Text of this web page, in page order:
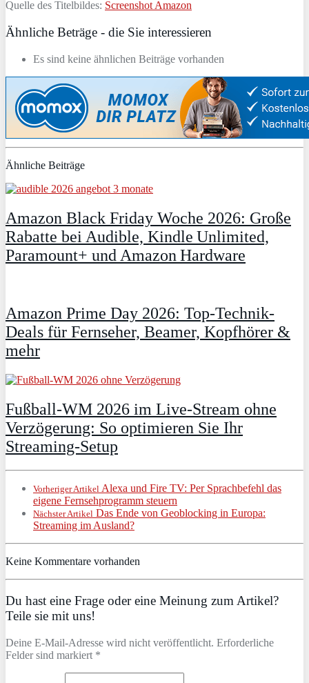
Quelle des Titelbildes: Screenshot Amazon
Ähnliche Beträge - die Sie interessieren
Es sind keine ähnlichen Beiträge vorhanden
Ähnliche Beiträge
Amazon Black Friday Woche 2026: Große
Rabatte bei Audible, Kindle Unlimited,
Paramount+ und Amazon Hardware
Amazon Prime Day 2026: Top-Technik-
Deals für Fernseher, Beamer, Kopfhörer &
mehr
Fußball-WM 2026 im Live-Stream ohne
Verzögerung: So optimieren Sie Ihr
Streaming-Setup
Vorheriger Artikel Alexa und Fire TV: Per Sprachbefehl das
eigene Fernsehprogramm steuern
Nächster Artikel Das Ende von Geoblocking in Europa:
Streaming im Ausland?
Keine Kommentare vorhanden
Du hast eine Frage oder eine Meinung zum Artikel?
Teile sie mit uns!
Deine E-Mail-Adresse wird nicht veröffentlicht. Erforderliche
Felder sind markiert *